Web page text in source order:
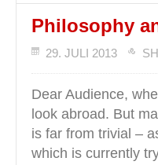
Philosophy
29. JULI 2013
Dear Audience,
look abroad. But
is far from trivial –
which is currently